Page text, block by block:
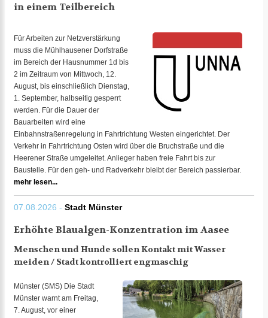
in einem Teilbereich
Für Arbeiten zur Netzverstärkung
muss die Mühlhausener Dorfstraße
im Bereich der Hausnummer 1d bis
2 im Zeitraum von Mittwoch, 12.
August, bis einschließlich Dienstag,
1. September, halbseitig gesperrt
werden. Für die Dauer der
Bauarbeiten wird eine
Einbahnstraßenregelung in Fahrtrichtung Westen eingerichtet. Der
Verkehr in Fahrtrichtung Osten wird über die Bruchstraße und die
Heerener Straße umgeleitet. Anlieger haben freie Fahrt bis zur
Baustelle. Für den geh- und Radverkehr bleibt der Bereich passierbar.
mehr lesen...
07.08.2026 - Stadt Münster
Erhöhte Blaualgen-Konzentration im Aasee
Menschen und Hunde sollen Kontakt mit Wasser
meiden / Stadt kontrolliert engmaschig
Münster (SMS) Die Stadt
Münster warnt am Freitag,
7. August, vor einer